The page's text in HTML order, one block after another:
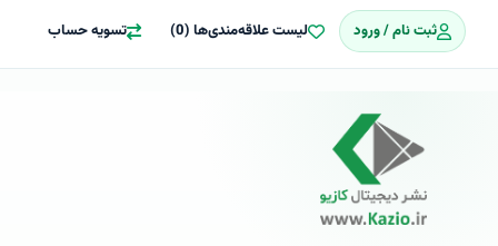
ثبت نام / ورود لیست علاقه‌مندی‌ها (0) تسویه حساب